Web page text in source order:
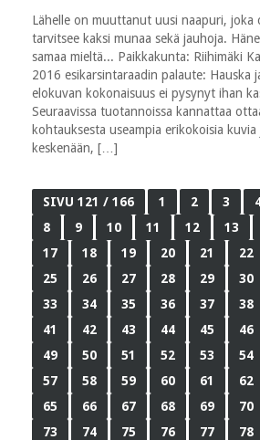
Lähelle on muuttanut uusi naapuri, joka
tarvitsee kaksi munaa sekä jauhoja.
samaa mieltä... Paikkakunta: Riihimäki
2016 esikarsintaraadin palaute: Hauska
elokuvan kokonaisuus ei pysynyt ihan
Seuraavissa tuotannoissa kannattaa
kohtauksesta useampia erikokoisia
keskenään, […]
SIVU 121 / 166 1 2 3
8
9 10 11 12 13
17
18 19 20 21 22
25
26 27 28 29 30
33
34 35 36 37 38
41
42 43 44 45 46
49
50 51 52 53 54
57
58 59 60 61 62
65
66 67 68 69 70
73
74 75 76 77 78